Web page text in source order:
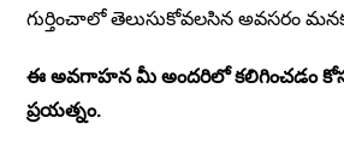
గుర్తించాలో తెలుసుకోవలసిన అవసరం
ఈ అవగాహన మీ అందరిలో కలిగించడం
ప్రయత్నం.